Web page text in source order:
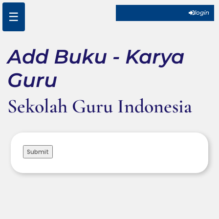
☰ login
Add Buku - Karya
Guru
Sekolah Guru Indonesia
Submit